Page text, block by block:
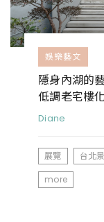
娛樂藝文
隱身內湖的
低調老宅樓
Diane
展覽 台北
more